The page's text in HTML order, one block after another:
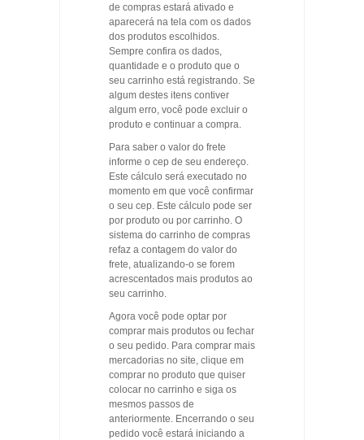
OMBRELONES
COBERTURA
VARANDA/
de compras estará ativado e
aparecerá na tela com os dados
dos produtos escolhidos.
Sempre confira os dados,
quantidade e o produto que o
seu carrinho está registrando. Se
algum destes itens contiver
algum erro, você pode excluir o
produto e continuar a compra.
Para saber o valor do frete
informe o cep de seu endereço.
Este cálculo será executado no
momento em que você confirmar
o seu cep. Este cálculo pode ser
por produto ou por carrinho. O
sistema do carrinho de compras
refaz a contagem do valor do
frete, atualizando-o se forem
acrescentados mais produtos ao
seu carrinho.
Agora você pode optar por
comprar mais produtos ou fechar
o seu pedido. Para comprar mais
mercadorias no site, clique em
comprar no produto que quiser
colocar no carrinho e siga os
mesmos passos de
anteriormente. Encerrando o seu
pedido você estará iniciando a